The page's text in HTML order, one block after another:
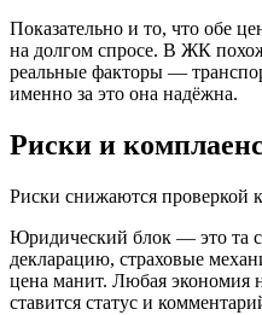
Показательно и то, что обе
на долгом спросе. В ЖК
реальные факторы —
именно за это она надёжна.
Риски и
Риски снижаются проверкой
Юридический блок — это та
декларацию, страховые
цена манит. Любая экономия
ставится статус и